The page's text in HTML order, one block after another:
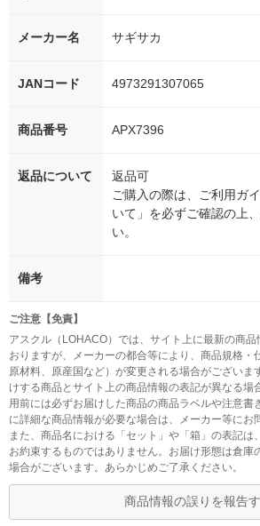
メーカー名 サギサカ
JANコード 4973291307065
商品番号 APX7396
返品について
返品可
ご購入の際は、ご利用ガ
いて」を必ずご確認の上
い。
備考
ご注意【免責】
アスクル（LOHACO）では、サイト上に最新の商
おりますが、メーカーの都合等により、商品規格・
原材料、原産国など）が変更される場合がございま
けする商品とサイト上の商品情報の表記が異なる場
用前には必ずお届けした商品の商品ラベルや注意書
に詳細な商品情報が必要な場合は、メーカー等にお
また、商品名における「セット」や「箱」の表記は
お約束するものではありません。お届け形態は倉庫
場合がございます。あらかじめご了承ください。
商品情報の誤りを報告